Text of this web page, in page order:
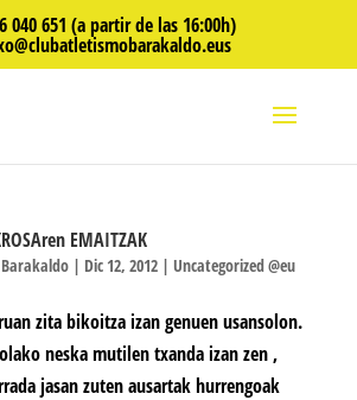
040 651 (a partir de las 16:00h)
EMAITZAK
| Dic 12, 2012| Uncategorized @eu
zita bikoitza izan genuen usansolon.
neska mutilen txanda izan zen ,
jasan zuten ausartak hurrengoak